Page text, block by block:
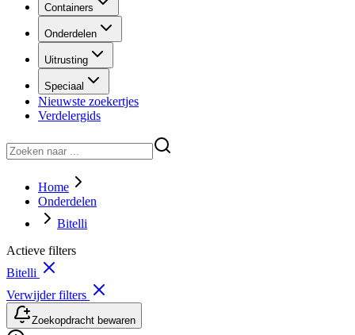
Containers
Onderdelen
Uitrusting
Speciaal
Nieuwste zoekertjes
Verdelergids
Home
Onderdelen
Bitelli
Actieve filters
Bitelli
Verwijder filters
Zoekopdracht bewaren